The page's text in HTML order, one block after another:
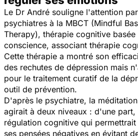
Le Dr André souligne l'attention
psychiatres à la MBCT (Mindful
Therapy), thérapie cognitive basée
conscience, associant thérapie
Cette thérapie a montré son
des rechutes de dépression mais
pour le traitement curatif de la
outil de prévention.
D'après le psychiatre, la
agirait à deux niveaux : d'une part,
régulation cognitive qui
ses pensées négatives en évitant